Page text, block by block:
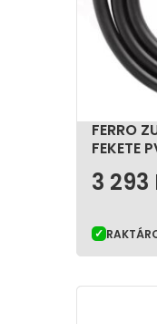
FERRO
FEKETE
3 293